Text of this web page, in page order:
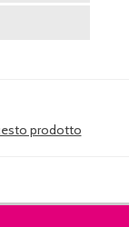
prodotto